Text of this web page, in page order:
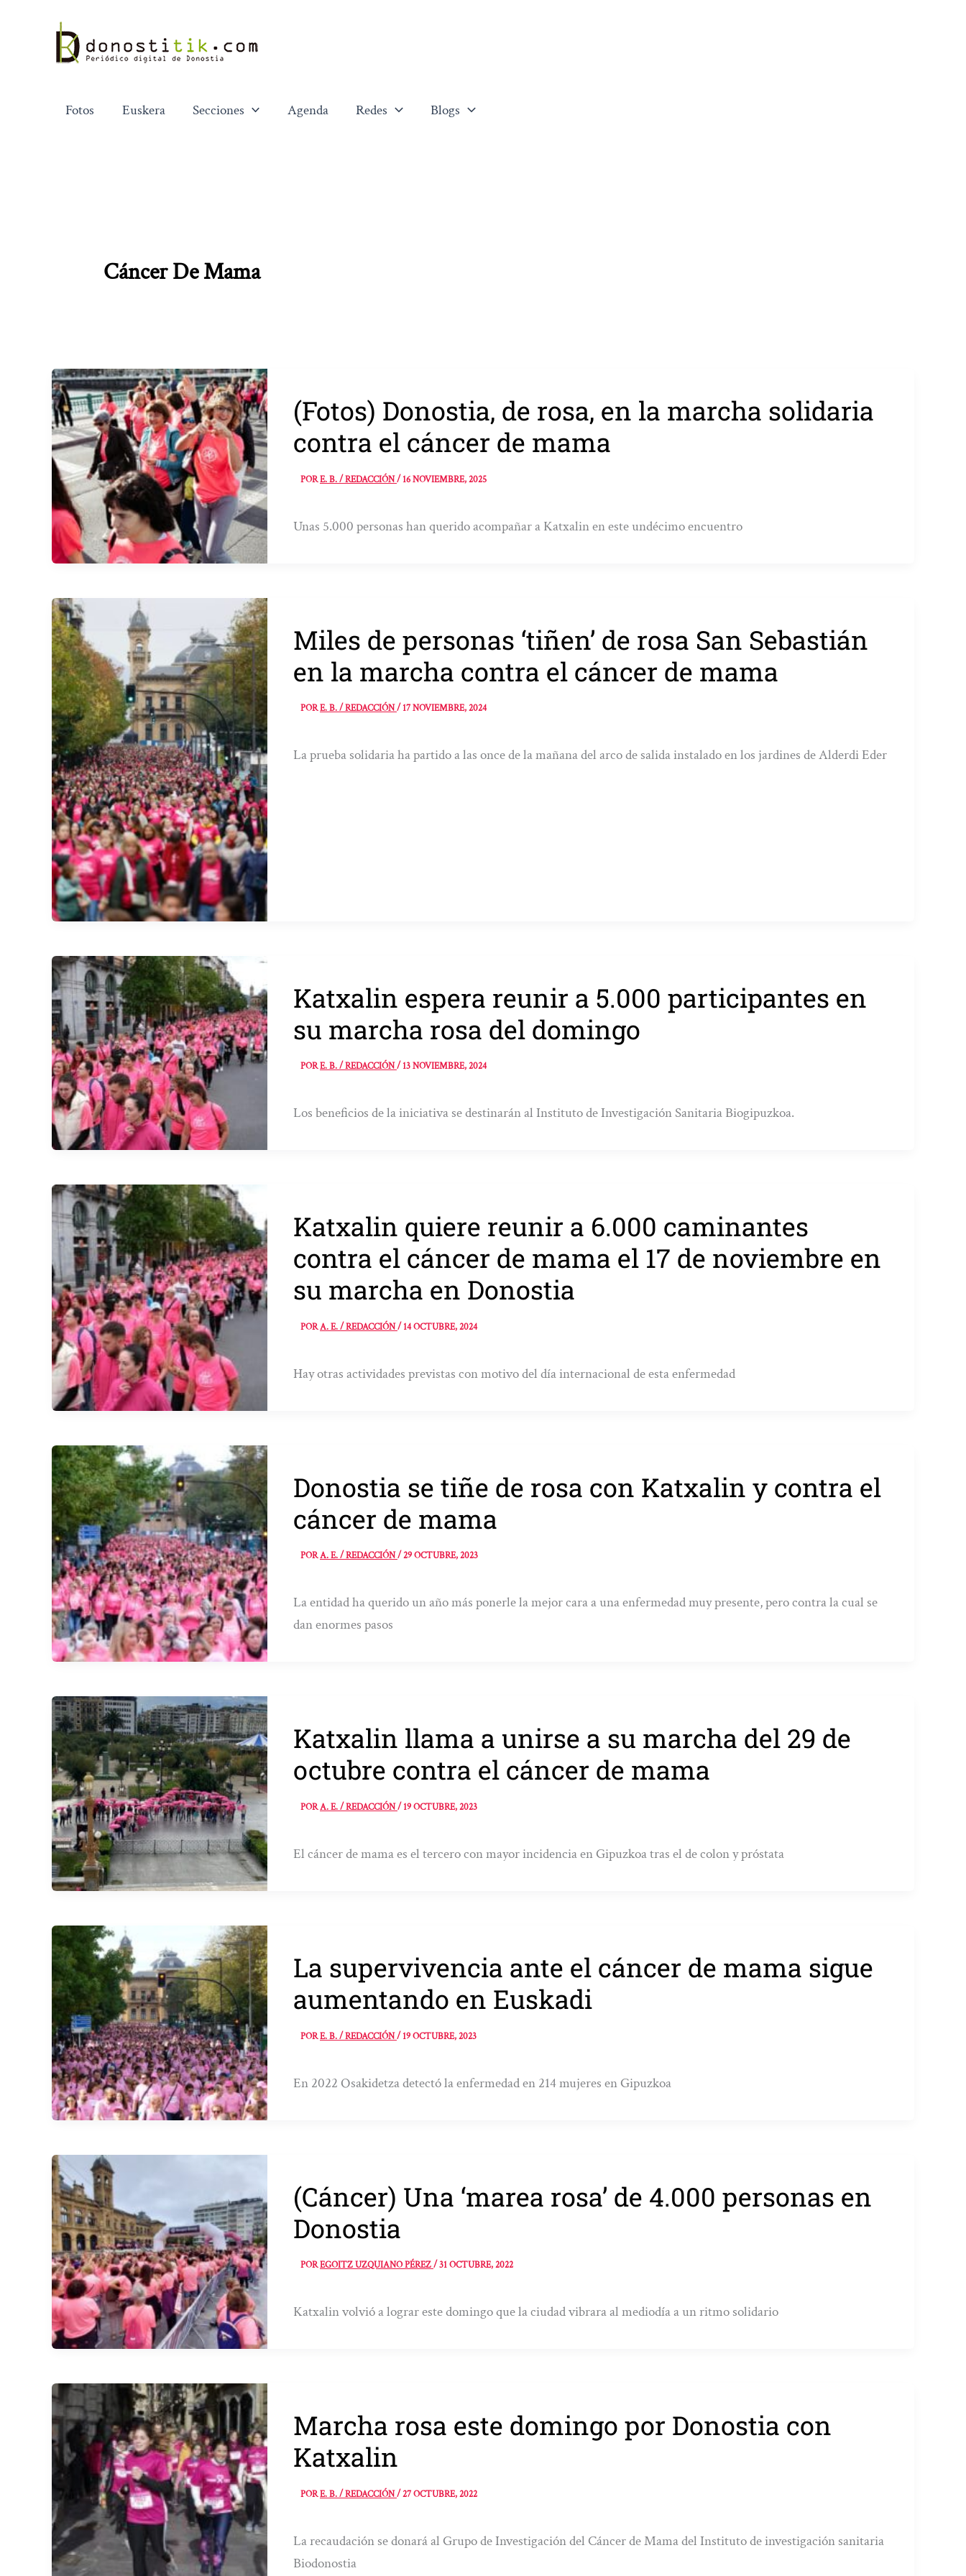
contenido
Fotos Euskera Secciones Agenda Redes Blogs
Cáncer De Mama
(Fotos) Donostia, de rosa, en la marcha solidaria
contra el cáncer de mama
PORE. B. / REDACCIÓN/16 NOVIEMBRE, 2025
Unas 5.000 personas han querido acompañar a Katxalin en este undécimo encuentro
Miles de personas ‘tiñen’ de rosa San Sebastián
en la marcha contra el cáncer de mama
PORE. B. / REDACCIÓN/17 NOVIEMBRE, 2024
La prueba solidaria ha partido a las once de la mañana del arco de salida instalado en los jardines de Alderdi Eder
Katxalin espera reunir a 5.000 participantes en
su marcha rosa del domingo
PORE. B. / REDACCIÓN/13 NOVIEMBRE, 2024
Los beneficios de la iniciativa se destinarán al Instituto de Investigación Sanitaria Biogipuzkoa.
Katxalin quiere reunir a 6.000 caminantes
contra el cáncer de mama el 17 de noviembre en
su marcha en Donostia
PORA. E. / REDACCIÓN/14 OCTUBRE, 2024
Hay otras actividades previstas con motivo del día internacional de esta enfermedad
Donostia se tiñe de rosa con Katxalin y contra el
cáncer de mama
PORA. E. / REDACCIÓN/29 OCTUBRE, 2023
La entidad ha querido un año más ponerle la mejor cara a una enfermedad muy presente, pero contra la cual se
dan enormes pasos
Katxalin llama a unirse a su marcha del 29 de
octubre contra el cáncer de mama
PORA. E. / REDACCIÓN/19 OCTUBRE, 2023
El cáncer de mama es el tercero con mayor incidencia en Gipuzkoa tras el de colon y próstata
La supervivencia ante el cáncer de mama sigue
aumentando en Euskadi
PORE. B. / REDACCIÓN/19 OCTUBRE, 2023
En 2022 Osakidetza detectó la enfermedad en 214 mujeres en Gipuzkoa
(Cáncer) Una ‘marea rosa’ de 4.000 personas en
Donostia
POREGOITZ UZQUIANO PÉREZ/31 OCTUBRE, 2022
Katxalin volvió a lograr este domingo que la ciudad vibrara al mediodía a un ritmo solidario
Marcha rosa este domingo por Donostia con
Katxalin
PORE. B. / REDACCIÓN/27 OCTUBRE, 2022
La recaudación se donará al Grupo de Investigación del Cáncer de Mama del Instituto de investigación sanitaria
Biodonostia